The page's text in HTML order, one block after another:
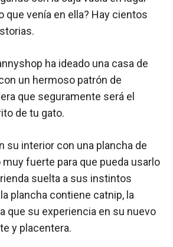
que venía en ella? Hay cientos
ha ideado una casa de
un hermoso patrón de
que seguramente será el
de tu gato.
su interior con una plancha de
fuerte para que pueda usarlo
suelta a sus instintos
plancha contiene catnip, la
que su experiencia en su nuevo
y placentera.